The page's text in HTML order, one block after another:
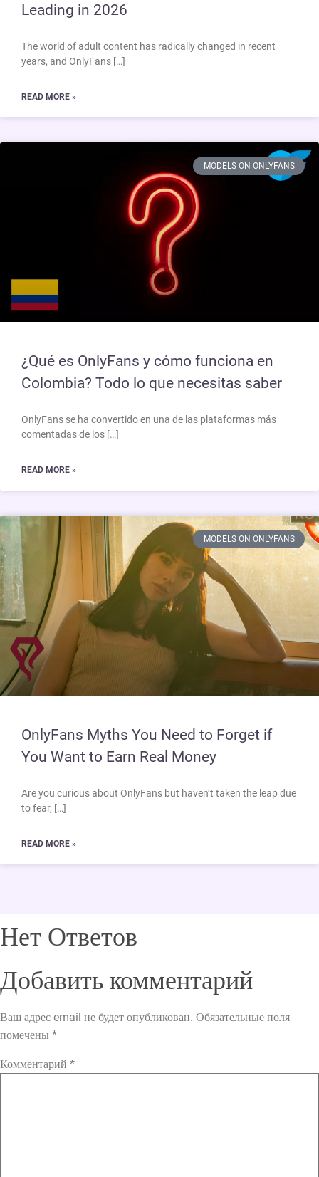
Leading in 2026
The world of adult content has radically changed in recent
years, and OnlyFans […]
READ MORE »
MODELS ON ONLYFANS
¿Qué es OnlyFans y cómo funciona en
Colombia? Todo lo que necesitas saber
OnlyFans se ha convertido en una de las plataformas más
comentadas de los […]
READ MORE »
MODELS ON ONLYFANS
OnlyFans Myths You Need to Forget if
You Want to Earn Real Money
Are you curious about OnlyFans but haven’t taken the leap due
to fear, […]
READ MORE »
Нет Ответов
Добавить комментарий
Ваш адрес email не будет опубликован. Обязательные поля
помечены *
Комментарий *